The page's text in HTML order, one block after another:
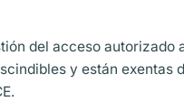
del acceso autorizado
y están exentas